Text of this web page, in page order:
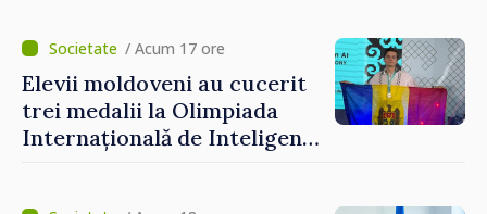
Grosu: „Este important să
depășim blocajele și să dăm o
șansă localităților să se
dezvolte”
/ Acum 17 ore
Elevii moldoveni au cucerit
trei medalii la Olimpiada
Internațională de Inteligență